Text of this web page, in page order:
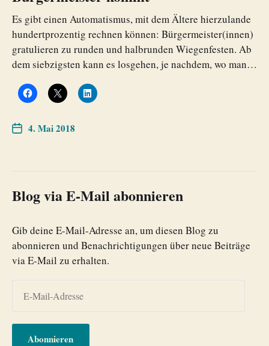
Es gibt einen Automatismus, mit dem Ältere hierzulande
hundertprozentig rechnen können: Bürgermeister(innen)
gratulieren zu runden und halbrunden Wiegenfesten. Ab
dem siebzigsten kann es losgehen, je nachdem, wo man…
4. Mai 2018
Blog via E-Mail abonnieren
Gib deine E-Mail-Adresse an, um diesen Blog zu
abonnieren und Benachrichtigungen über neue Beiträge
via E-Mail zu erhalten.
Abonnieren